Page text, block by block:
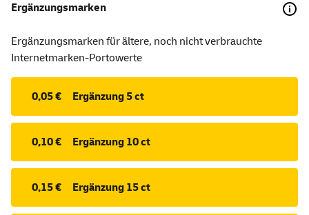
Ergänzungsmarken
Ergänzungsmarken für ältere, noch nicht verbrauchte
Internetmarken-Portowerte
0,05 € Ergänzung 5 ct
0,10 € Ergänzung 10 ct
0,15 € Ergänzung 15 ct